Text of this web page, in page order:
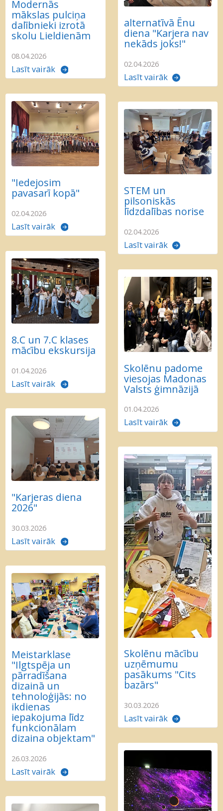
Modernās
mākslas pulciņa
dalībnieki izrotā
skolu Lieldienām
08.04.2026
Lasīt vairāk
alternatīvā Ēnu
diena "Karjera nav
nekāds joks!"
02.04.2026
Lasīt vairāk
"Iedejosim
pavasarī kopā"
02.04.2026
Lasīt vairāk
STEM un
pilsoniskās
līdzdalības norise
02.04.2026
Lasīt vairāk
8.C un 7.C klases
mācību ekskursija
01.04.2026
Lasīt vairāk
Skolēnu padome
viesojas Madonas
Valsts ģimnāzijā
01.04.2026
Lasīt vairāk
"Karjeras diena
2026"
30.03.2026
Lasīt vairāk
Skolēnu mācību
uzņēmumu
pasākums "Cits
bazārs"
30.03.2026
Lasīt vairāk
Meistarklase
"Ilgtspēja un
pārradīšana
dizainā un
tehnoloģijās: no
ikdienas
iepakojuma līdz
funkcionālam
dizaina objektam"
26.03.2026
Lasīt vairāk